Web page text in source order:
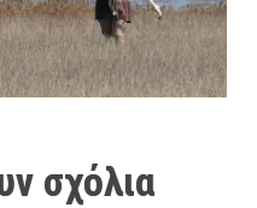
σχόλια